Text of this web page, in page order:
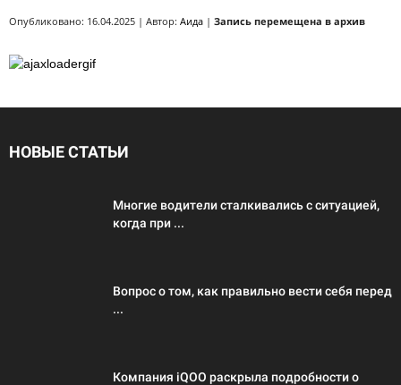
Опубликовано: 16.04.2025 | Автор: Аида | Запись перемещена в архив
НОВЫЕ СТАТЬИ
Многие водители сталкивались с ситуацией,
когда при ...
Вопрос о том, как правильно вести себя перед
...
Компания iQOO раскрыла подробности о